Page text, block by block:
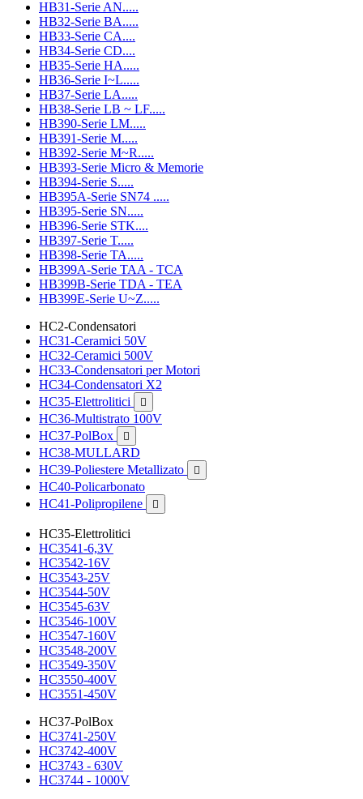
HB31-Serie AN.....
HB32-Serie BA.....
HB33-Serie CA....
HB34-Serie CD....
HB35-Serie HA.....
HB36-Serie I~L.....
HB37-Serie LA.....
HB38-Serie LB ~ LF.....
HB390-Serie LM.....
HB391-Serie M.....
HB392-Serie M~R.....
HB393-Serie Micro & Memorie
HB394-Serie S.....
HB395A-Serie SN74 .....
HB395-Serie SN.....
HB396-Serie STK....
HB397-Serie T.....
HB398-Serie TA.....
HB399A-Serie TAA - TCA
HB399B-Serie TDA - TEA
HB399E-Serie U~Z.....
HC2-Condensatori
HC31-Ceramici 50V
HC32-Ceramici 500V
HC33-Condensatori per Motori
HC34-Condensatori X2
HC35-Elettrolitici

HC36-Multistrato 100V
HC37-PolBox

HC38-MULLARD
HC39-Poliestere Metallizato

HC40-Policarbonato
HC41-Polipropilene

HC35-Elettrolitici
HC3541-6,3V
HC3542-16V
HC3543-25V
HC3544-50V
HC3545-63V
HC3546-100V
HC3547-160V
HC3548-200V
HC3549-350V
HC3550-400V
HC3551-450V
HC37-PolBox
HC3741-250V
HC3742-400V
HC3743 - 630V
HC3744 - 1000V